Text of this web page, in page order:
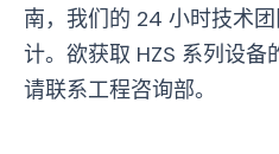
南，我们的 24 小时技术
计。欲获取 HZS 系列设
请联系工程咨询部。